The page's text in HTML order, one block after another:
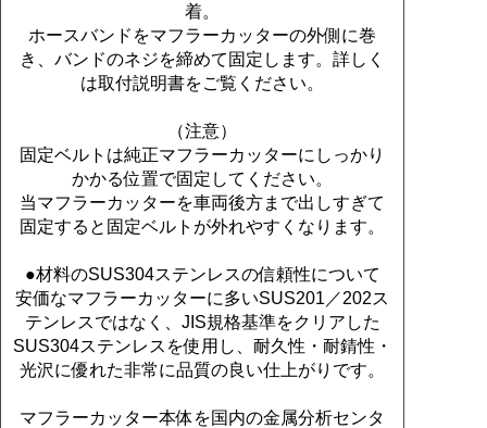
着。
ホースバンドをマフラーカッターの外側に巻
き、バンドのネジを締めて固定します。詳しく
は取付説明書をご覧ください。
（注意）
固定ベルトは純正マフラーカッターにしっかり
かかる位置で固定してください。
当マフラーカッターを車両後方まで出しすぎて
固定すると固定ベルトが外れやすくなります。
●材料のSUS304ステンレスの信頼性について
安価なマフラーカッターに多いSUS201／202ス
テンレスではなく、JIS規格基準をクリアした
SUS304ステンレスを使用し、耐久性・耐錆性・
光沢に優れた非常に品質の良い仕上がりです。
マフラーカッター本体を国内の金属分析センタ